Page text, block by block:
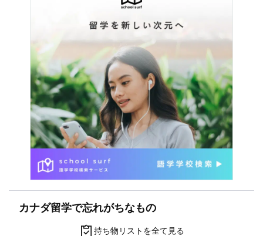
カナダ留学で忘れがちなもの
持ち物リストを全て見る